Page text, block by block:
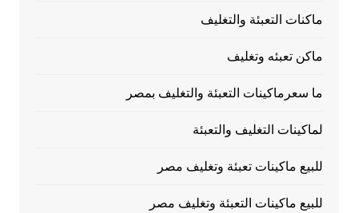
ماكنات التعبئة والتغليف
ماكن تعبئه وتغليف
ما سعرماكينات التعبئة والتغليف بمصر
لماكينات التغليف والتعبئة
للبيع ماكينات تعبئة وتغليف مصر
للبيع ماكينات التعبئة وتغليف مصر